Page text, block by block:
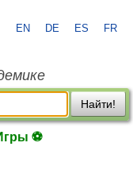
EN DE ES FR
Найти!
⚽